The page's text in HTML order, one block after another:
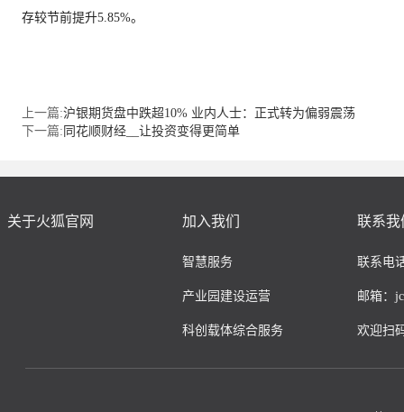
存较节前提升5.85%。
上一篇:沪银期货盘中跌超10% 业内人士：正式转为偏弱震荡
下一篇: 同花顺财经__让投资变得更简单
关于火狐官网 加入我们
智慧服务
产业园建设运营
科创载体综合服务
联系我
联系电
邮箱：
欢迎扫